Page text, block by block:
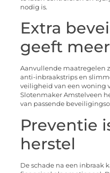
nodig is.
Extra
geeft
Aanvullende maatregelen
anti-inbraakstrips en
veiligheid van een woning
Slotenmaker Amstelveen
van passende
Preventie
herstel
De schade na een inbraak